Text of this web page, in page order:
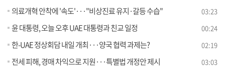
의료개혁 안착에 '속도'···"비상진료 유지·갈등 수습" 03:23
윤 대통령, 오늘 오후 UAE 대통령과 친교 일정 00:24
한-UAE 정상회담 내일 개최···양국 협력 과제는? 02:19
전세 피해, 경매 차익으로 지원···특별법 개정안 제시 03:03